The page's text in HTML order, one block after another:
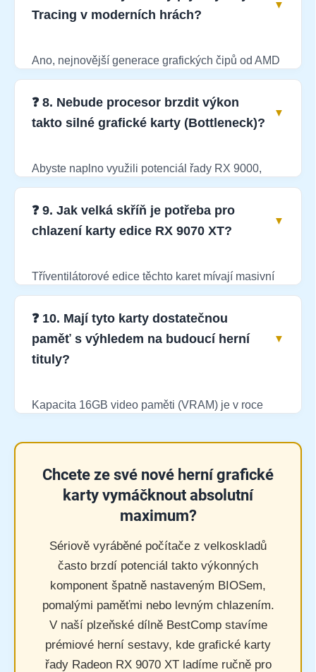
minimální FPS (tzv. 1% lows), což znamená, že
herní obraz neutrpí náhlým zaškobrtnutím ani v
Tracing v moderních hrách?
Ano, nejnovější generace grafických čipů od AMD
udělala v oblasti hardwarové simulace světla
obrovský skok kupředu. S modelem RX 9070 XT
si můžete bez obav zapnout pokročilé světelné
efekty v DirectX 12 hrách, aniž by se snímková
❓ 8. Nebude procesor brzdit výkon
takto silné grafické karty (Bottleneck)?
Abyste naplno využili potenciál řady RX 9000,
musíte ji spárovat se silným procesorem. Pokud ke
kartě dáte starý čip, procesor nestihne dodávat
data a karta poběží napůl plynu. V našich
sestavách používáme výhradně vyvážené
9800X3D.
❓ 9. Jak velká skříň je potřeba pro
chlazení karty edice RX 9070 XT?
Tříventilátorové edice těchto karet mívají masivní
chladiče a délku často přesahující 30 centimetrů.
Vyžadují prostornou počítačovou skříň s perfektně
vyřešeným vnitřním prouděním vzduchu (Airflow).
V naší dílně používáme moderní skříně Montech,
kde karty drží ukázkově nízké teploty.
❓ 10. Mají tyto karty dostatečnou
paměť s výhledem na budoucí herní
tituly?
Kapacita 16GB video paměti (VRAM) je v roce
stoprocentní jistotu, že vám nedojde paměť při
4K. V tomto směru jsou obě karty skvělou investicí
na dlouhé roky dopředu.
Chcete ze své nové herní grafické
karty vymáčknout absolutní
maximum?
Sériově vyráběné počítače z velkoskladů
často brzdí potenciál takto výkonných
komponent špatně nastaveným BIOSem,
pomalými paměťmi nebo levným chlazením.
V naší plzeňské dílně BestComp stavíme
prémiové herní sestavy, kde grafické karty
řady Radeon RX 9070 XT ladíme ručně pro